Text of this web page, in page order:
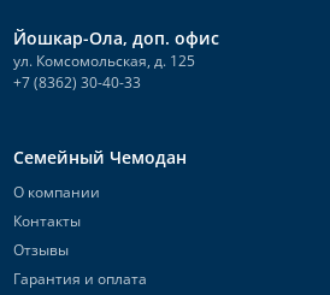
Йошкар-Ола, доп. офис
ул. Комсомольская, д. 125
+7 (8362) 30-40-33
Семейный Чемодан
О компании
Контакты
Отзывы
Гарантия и оплата